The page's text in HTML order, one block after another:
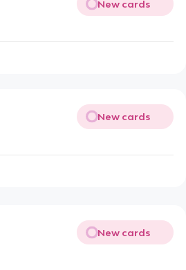
New cards
New cards
New cards